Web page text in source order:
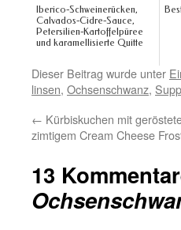
Iberico-Schweinerücken,
Calvados-Cidre-Sauce,
Petersilien-Kartoffelpüree
und karamellisierte Quitte
Dieser Beitrag wurde unter
linsen, Ochsenschwanz,
← Kürbiskuchen mit
zimtigem Cream Cheese
13